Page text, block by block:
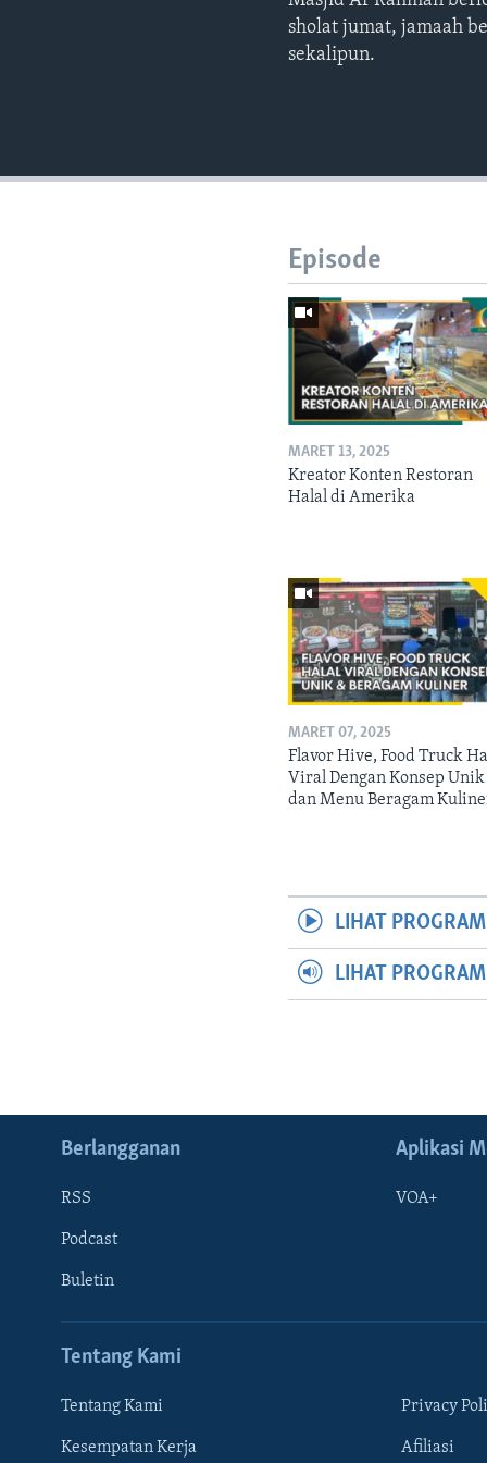
sholat jumat, jamaah
sekalipun.
Episode
MARET 13, 2025
Kreator Konten Restoran
Halal di Amerika
MARET 07, 2025
Flavor Hive, Food Truck
Viral Dengan Konsep Unik
dan Menu Beragam
LIHAT
LIHAT
Berlangganan
RSS
Podcast
Buletin
Aplikasi
VOA+
Tentang Kami
Tentang Kami
Kesempatan Kerja
Privacy
Afiliasi